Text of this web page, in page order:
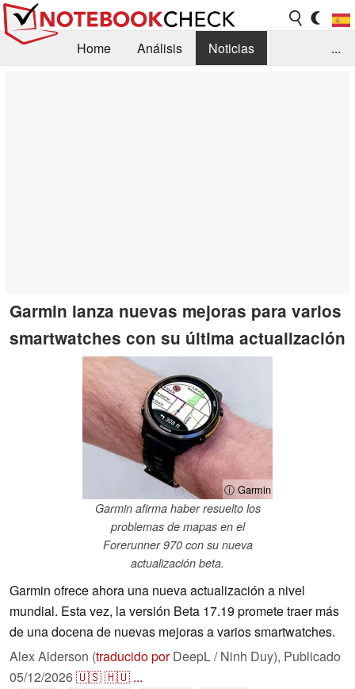
Home Análisis
Noticias
...
Garmin lanza nuevas mejoras para varios
smartwatches con su última actualización
ⓘ Garmin
Garmin afirma haber resuelto los
problemas de mapas en el
Forerunner 970 con su nueva
actualización beta.
Garmin ofrece ahora una nueva actualización a nivel
mundial. Esta vez, la versión Beta 17.19 promete traer más
de una docena de nuevas mejoras a varios smartwatches.
Alex Alderson (traducido porDeepL / Ninh Duy), Publicado
05/12/2026🇺🇸🇭🇺 ...